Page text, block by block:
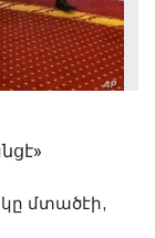
մտածէի,